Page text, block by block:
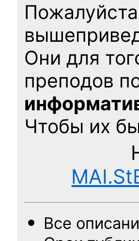
Они для
преподов
Чтобы их
Все